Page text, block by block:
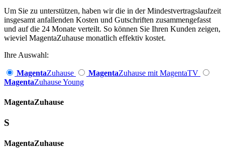
Um Sie zu unterstützen, haben wir die in der Mindestvertragslaufzeit
insgesamt anfallenden Kosten und Gutschriften zusammengefasst
und auf die 24 Monate verteilt. So können Sie Ihren Kunden zeigen,
wieviel MagentaZuhause monatlich effektiv kostet.
Ihre Auswahl:
MagentaZuhause MagentaZuhause mit MagentaTV
MagentaZuhause Young
Magenta­Zuhause
S
Magenta­Zuhause